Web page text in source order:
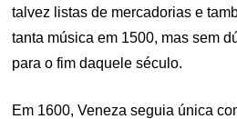
talvez listas de mercadorias e
tanta música em 1500, mas sem
para o fim daquele século.
Em 1600, Veneza seguia única